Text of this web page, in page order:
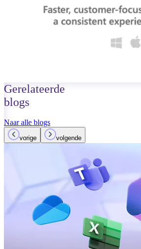
Gerelateerde
blogs
Naar alle blogs
vorige volgende